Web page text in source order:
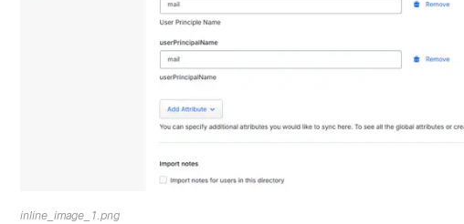
inline_image_1.png